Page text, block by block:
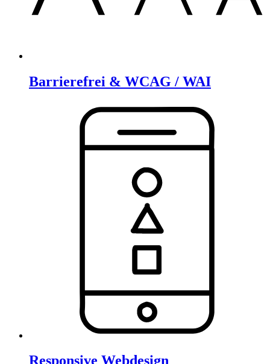
Barrierefrei & WCAG / WAI
Responsive Webdesign